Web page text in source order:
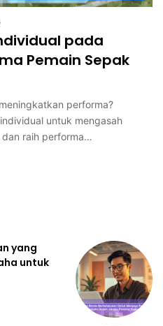
pada
Pemain Sepak
performa?
untuk mengasah
raih performa…
yang
untuk